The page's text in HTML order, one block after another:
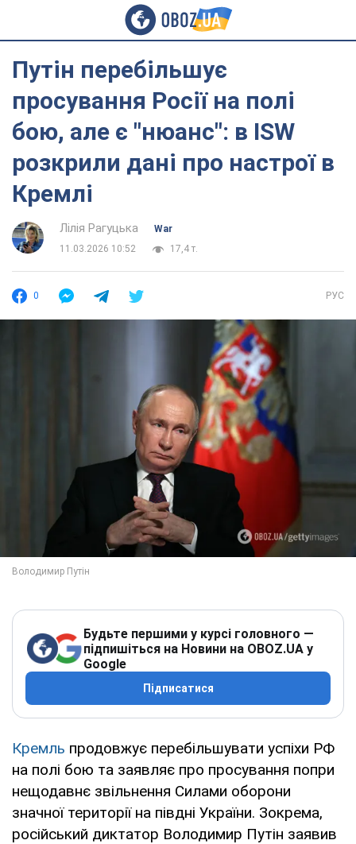
Путін перебільшує
просування Росії на полі
бою, але є "нюанс": в ISW
розкрили дані про настрої в
Кремлі
Лілія Рагуцька
War
11.03.2026 10:52
17,4 т.
0 РУС
Будьте першими у курсі головного —
підпишіться на Новини на OBOZ.UA у
Google
Підписатися
Кремль продовжує перебільшувати успіхи РФ
на полі бою та заявляє про просування попри
нещодавнє звільнення Силами оборони
значної території на півдні України. Зокрема,
російський диктатор Володимир Путін заявив